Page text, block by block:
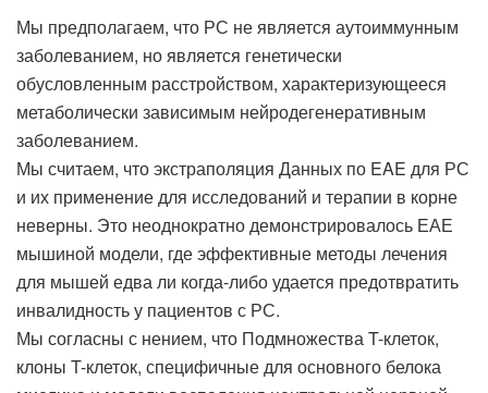
Мы предполагаем, что РС не является аутоиммунным
заболеванием, но является генетически
обусловленным расстройством, характеризующееся
метаболически зависимым нейродегенеративным
заболеванием.
Мы считаем, что экстраполяция Данных по EAE для РС
и их применение для исследований и терапии в корне
неверны. Это неоднократно демонстрировалось ЕАЕ
мышиной модели, где эффективные методы лечения
для мышей едва ли когда-либо удается предотвратить
инвалидность у пациентов с РС.
Мы согласны с нением, что Подмножества T-клеток,
клоны T-клеток, специфичные для основного белока